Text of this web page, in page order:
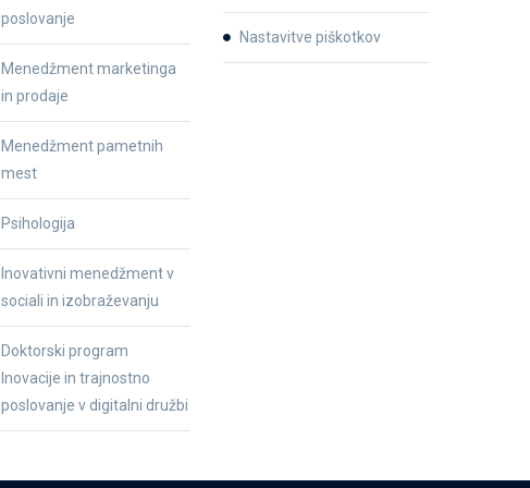
poslovanje
Menedžment marketinga
in prodaje
Menedžment pametnih
mest
Psihologija
Inovativni menedžment v
sociali in izobraževanju
Doktorski program
Inovacije in trajnostno
poslovanje v digitalni družbi
Nastavitve piškotkov